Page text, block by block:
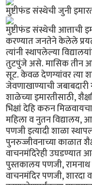
मुष्टीफंड संस्थेची जुनी
मुष्टीफंड संस्थेची आत्ताची
करण्यात जनतेने केलेले
त्यांनी स्थापलेल्या
तुटपुंजे असे. मासिक तीन
सूट. केवळ देणग्यांवर त्या
जेवणाखाण्याची
शाळेच्या इमारतीसाठी,
भिक्षां देहि करुन
महिला व नुतन विद्यालय,
पणजी इत्यादी शाळा
पुनरुज्जीवनाच्या काळात
वाचनमंदिरेही उघडण्यात
पुस्तकालय पणजी, रामनाथ
वाचनमंदिर पणजी,